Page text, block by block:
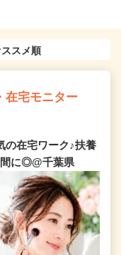
在宅モニター
の在宅ワーク♪扶養
に◎@千葉県